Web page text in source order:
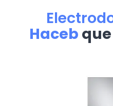
Haceb